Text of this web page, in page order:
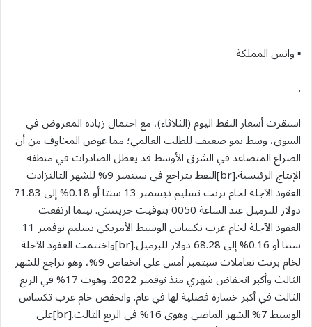
▪︎ واتس المملكة
.
استقرت أسعار النفط اليوم (الثلاثاء)، مع احتمال زيادة المعروض في
السوق، وسط نمو ضعيف للطلب العالمي؛ مما عوض المخاوف من أن
الصراع المتصاعد في الشرق الأوسط قد يعطل الصادرات في منطقة
الإنتاج الرئيسية.[br]النفط يتراجع في سبتمبر 9% للشهر الثالثزادت
العقود الآجلة لخام برنت تسليم ديسمبر 13 سنتا أو 0.18% إلى 71.83
دولار للبرميل عند الساعة 0050 بتوقيت جرينتش. بينما ارتفعت
العقود الآجلة لخام غرب تكساس الوسيط الأمريكي تسليم نوفمبر 11
سنتا أو 0.16% إلى 68.28 دولار للبرميل.[br]واختتمت العقود الآجلة
لخام برنت تعاملات سبتمبر أمس على انخفاض 9%، وهو تراجع للشهر
الثالث وأكبر انخفاض شهري منذ نوفمبر 2022. وهوت 17% في الربع
الثالث في أكبر خسارة فصلية لها في عام. وانخفض خام غرب تكساس
الوسيط 7% الشهر الماضي وهوى 16% في الربع الثالث.[br]على